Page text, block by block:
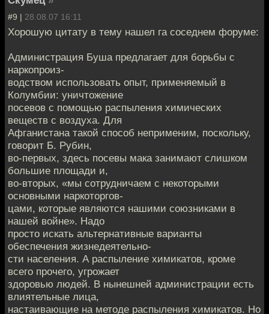
#9 | 28.08.07 16:11
Хорошую цитату в тему нашел га соседнем форуме:
Администрация Буша предлагает для борьбы с
наркопроиз-
водством использовать опыт, применяемый в
Колумбии: уничтожение
посевов с помощью распыления химических
веществ с воздуха. Для
Афганистана такой способ неприменим, поскольку,
говорит Б. Рубин,
во-первых, здесь посевы мака занимают слишком
большие площади и,
во-вторых, «мы сотрудничаем с некоторыми
основными наркоторгов-
цами, которые являются нашими союзниками в
нашей войне». Надо
просто искать альтернативные варианты
обеспечения жизнедеятельно-
сти населения. А распыление химикатов, кроме
всего прочего, угрожает
здоровью людей. В нынешней администрации есть
влиятельные лица,
настаивающие на методе распыления химикатов. Но